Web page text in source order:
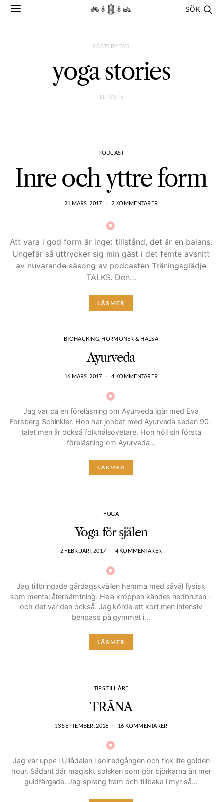
SÖK
POSTS BY TAG
yoga stories
11 POSTS
PODCAST
Inre och yttre form
21 MARS, 2017 2 KOMMENTARER
Att vara i god form är inget tillstånd, det är en balans.
Ungefär så uttrycker sig min gäst i det femte avsnitt
av nuvarande säsong av podcasten Träningsglädje
TALKS. Den…
LÄS MER
BIOHACKING, HORMONER & HÄLSA
Ayurveda
16 MARS, 2017 4 KOMMENTARER
Jag var på en föreläsning om Ayurveda igår med Eva
Forsberg Schinkler. Hon har jobbat med Ayurveda sedan 90-
talet men är också folkhälsovetare. Hon höll sin första
föreläsning om Ayurveda…
LÄS MER
YOGA
Yoga för själen
2 FEBRUARI, 2017 4 KOMMENTARER
Jag tillbringade gårdagskvällen hemma med såväl fysisk
som mental återhämtning. Hela kroppen kändes nedbruten –
och det var den också. Jag körde ett kort men intensiv
benpass på gymmet i…
LÄS MER
TIPS TILL ÅRE
TRÄNA
13 SEPTEMBER, 2016 16 KOMMENTARER
Jag var uppe i Ullådalen i solnedgången och fick lite golden
hour. Sådant där magiskt solsken som gör björkarna än mer
guldfärgade. Jag sprang fram och tillbaka i myr så…